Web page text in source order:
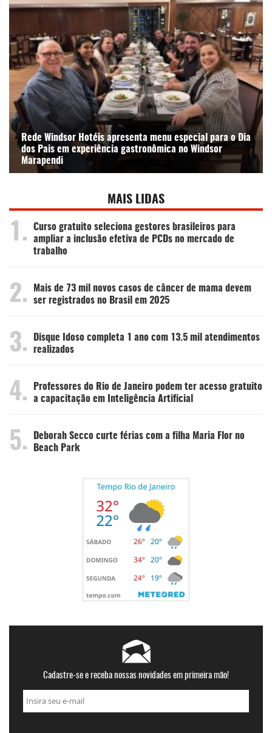
Rede Windsor Hotéis apresenta menu especial para o Dia
dos Pais em experiência gastronômica no Windsor
Marapendi
MAIS LIDAS
1.
Curso gratuito seleciona gestores brasileiros para
ampliar a inclusão efetiva de PCDs no mercado de
trabalho
2.
Mais de 73 mil novos casos de câncer de mama devem
ser registrados no Brasil em 2025
3.
Disque Idoso completa 1 ano com 13.5 mil atendimentos
realizados
4.
Professores do Rio de Janeiro podem ter acesso gratuito
a capacitação em Inteligência Artificial
5.
Deborah Secco curte férias com a filha Maria Flor no
Beach Park
Cadastre-se e receba nossas novidades em primeira mão!